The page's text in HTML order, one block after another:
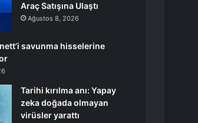
Araç Satışına Ulaştı
Ağustos 8, 2026
savunma hisselerine
Tarihi kırılma anı: Yapay
zeka doğada olmayan
virüsler yarattı